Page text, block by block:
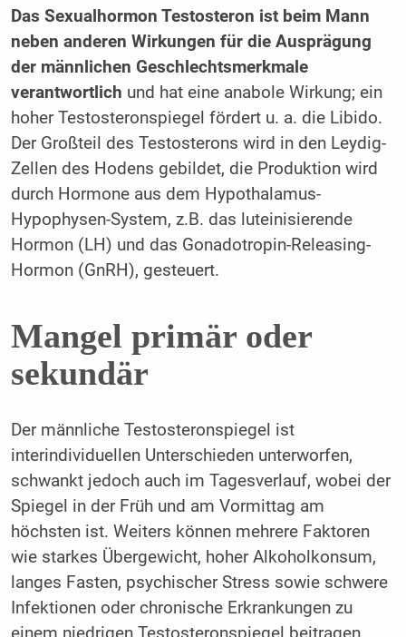
Das Sexualhormon Testosteron ist beim Mann
neben anderen Wirkungen für die Ausprägung
der männlichen Geschlechtsmerkmale
verantwortlich und hat eine anabole Wirkung; ein
hoher Testosteronspiegel fördert u. a. die Libido.
Der Großteil des Testosterons wird in den Leydig-
Zellen des Hodens gebildet, die Produktion wird
durch Hormone aus dem Hypothalamus-
Hypophysen-System, z.B. das luteinisierende
Hormon (LH) und das Gonadotropin-Releasing-
Hormon (GnRH), gesteuert.
Mangel primär oder
sekundär
Der männliche Testosteronspiegel ist
interindividuellen Unterschieden unterworfen,
schwankt jedoch auch im Tagesverlauf, wobei der
Spiegel in der Früh und am Vormittag am
höchsten ist. Weiters können mehrere Faktoren
wie starkes Übergewicht, hoher Alkoholkonsum,
langes Fasten, psychischer Stress sowie schwere
Infektionen oder chronische Erkrankungen zu